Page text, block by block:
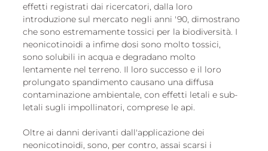
effetti registrati dai ricercatori, dalla loro
introduzione sul mercato negli anni '90, dimostrano
che sono estremamente tossici per la biodiversità. I
neonicotinoidi a infime dosi sono molto tossici,
sono solubili in acqua e degradano molto
lentamente nel terreno. Il loro successo e il loro
prolungato spandimento causano una diffusa
contaminazione ambientale, con effetti letali e sub-
letali sugli impollinatori, comprese le api.
Oltre ai danni derivanti dall'applicazione dei
neonicotinoidi, sono, per contro, assai scarsi i